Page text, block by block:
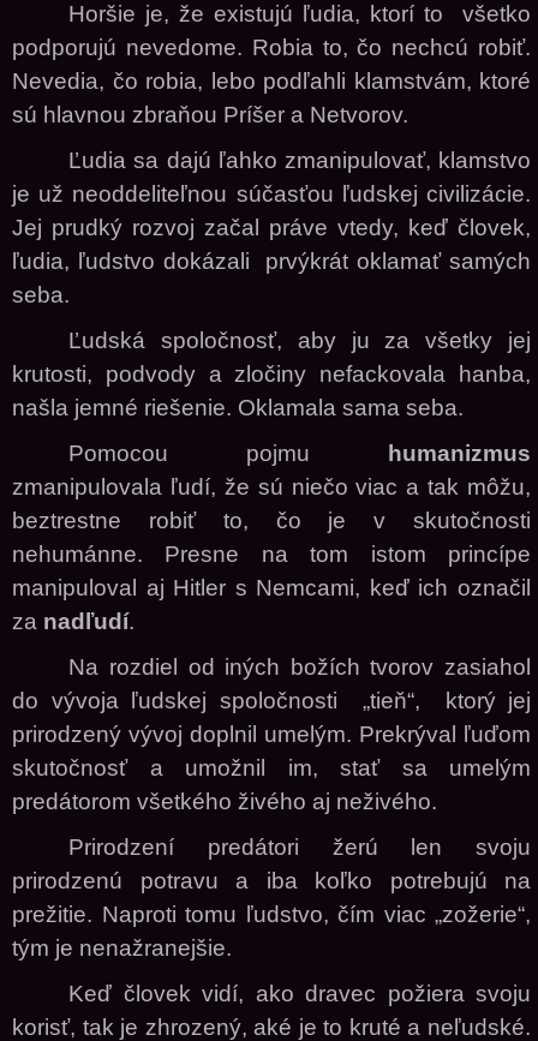
Horšie je, že existujú ľudia, ktorí to všetko
podporujú nevedome. Robia to, čo nechcú robiť.
Nevedia, čo robia, lebo podľahli klamstvám, ktoré
sú hlavnou zbraňou Príšer a Netvorov.
Ľudia sa dajú ľahko zmanipulovať, klamstvo
je už neoddeliteľnou súčasťou ľudskej civilizácie.
Jej prudký rozvoj začal práve vtedy, keď človek,
ľudia, ľudstvo dokázali prvýkrát oklamať samých
seba.
Ľudská spoločnosť, aby ju za všetky jej
krutosti, podvody a zločiny nefackovala hanba,
našla jemné riešenie. Oklamala sama seba.
Pomocou pojmu
humanizmus
zmanipulovala ľudí, že sú niečo viac a tak môžu,
beztrestne robiť to, čo je v skutočnosti
nehumánne. Presne na tom istom princípe
manipuloval aj Hitler s Nemcami, keď ich označil
za nadľudí.
Na rozdiel od iných božích tvorov zasiahol
do vývoja ľudskej spoločnosti „tieň“, ktorý jej
prirodzený vývoj doplnil umelým. Prekrýval ľuďom
skutočnosť a umožnil im, stať sa umelým
predátorom všetkého živého aj neživého.
Prirodzení predátori žerú len svoju
prirodzenú potravu a iba koľko potrebujú na
prežitie. Naproti tomu ľudstvo, čím viac „zožerie“,
tým je nenažranejšie.
Keď človek vidí, ako dravec požiera svoju
korisť, tak je zhrozený, aké je to kruté a neľudské.